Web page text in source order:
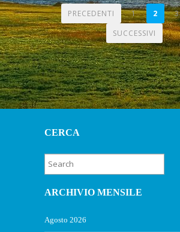
PAGINAZIONE
DEGLI
ARTICOLI
PRECEDENTI 1 2 3
SUCCESSIVI
CERCA
ARCHIVIO MENSILE
Agosto 2026